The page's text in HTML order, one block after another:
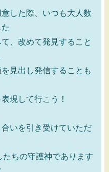
した際、いつも大人数
めて発見すること
し発信することも
て行こう！
いを引き受けていただ
守護神であります